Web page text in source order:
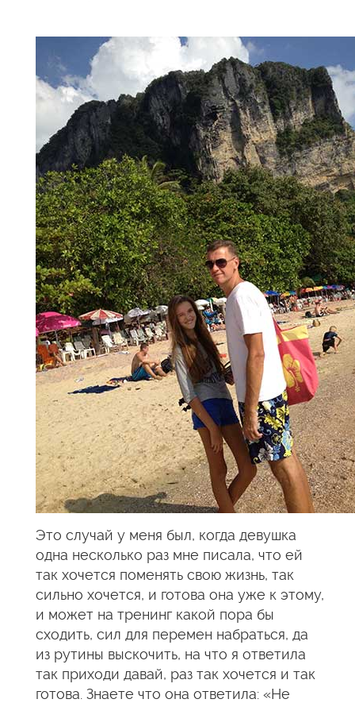
Это случай у меня был, когда девушка
одна несколько раз мне писала, что ей
так хочется поменять свою жизнь, так
сильно хочется, и готова она уже к этому,
и может на тренинг какой пора бы
сходить, сил для перемен набраться, да
из рутины выскочить, на что я ответила
так приходи давай, раз так хочется и так
готова. Знаете что она ответила: «Не